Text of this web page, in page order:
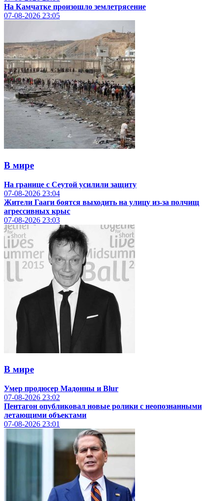
На Камчатке произошло землетрясение
07-08-2026 23:05
В мире
На границе с Сеутой усилили защиту
07-08-2026 23:04
Жители Гааги боятся выходить на улицу из-за полчищ
агрессивных крыс
07-08-2026 23:03
В мире
Умер продюсер Мадонны и Blur
07-08-2026 23:02
Пентагон опубликовал новые ролики с неопознанными
летающими объектами
07-08-2026 23:01